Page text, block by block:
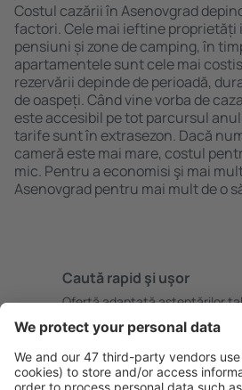
Costul cazării în Asenovgrad
factori. Cele mai ieftine proprietăți
pensiuni și zone de camping, în
apartamentele sunt cele mai
rezervării depinde de perioadă,
de oaspeți. Când vine vorba de
este accesibil pe tot parcursul
tarife sunt în extrasezon. Dacă
cameră este mai mare, costul
mic. Pentru a economisi şi mai
Asenovgrad pentru mai mult de o
Caută rapid şi uşor
Ofertă adaptată aşteptărilor
Planifică ȋn siguranţă
Rezervare fără griji cu opțiune